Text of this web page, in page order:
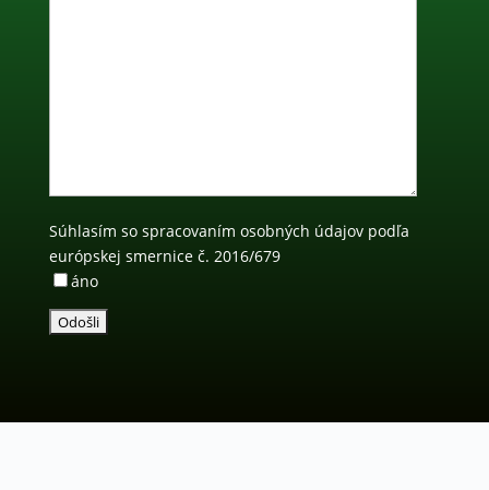
Súhlasím so spracovaním osobných údajov podľa
európskej smernice č. 2016/679
áno